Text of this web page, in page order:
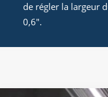
de régler la largeur
0,6".